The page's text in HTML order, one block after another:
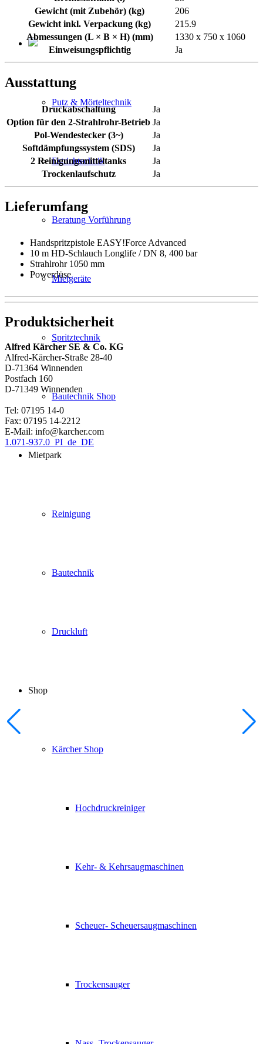
Putz & Mörteltechnik
Estrichtechnik
Beratung Vorführung
Mietgeräte
Spritztechnik
Bautechnik Shop
Mietpark
Reinigung
Bautechnik
Druckluft
Shop
Kärcher Shop
Hochdruckreiniger
Kehr- & Kehrsaugmaschinen
Scheuer- Scheuersaugmaschinen
Trockensauger
Gewicht (mit Zubehör) (kg)
206
Gewicht inkl. Verpackung (kg)
215.9
Abmessungen (L × B × H) (mm)
1330 x 750 x 1060
Einweisungspflichtig
Ja
Ausstattung
Druckabschaltung
Ja
Option für den 2-Strahlrohr-Betrieb Ja
Pol-Wendestecker (3~)
Ja
Softdämpfungssystem (SDS)
Ja
2 Reinigungsmitteltanks
Ja
Trockenlaufschutz
Ja
Lieferumfang
Handspritzpistole EASY!Force Advanced
10 m HD-Schlauch Longlife / DN 8, 400 bar
Strahlrohr 1050 mm
Powerdüse
Produktsicherheit
Alfred Kärcher SE & Co. KG
Alfred-Kärcher-Straße 28-40
D-71364 Winnenden
Postfach 160
D-71349 Winnenden
Tel: 07195 14-0
Fax: 07195 14-2212
E-Mail: info@karcher.com
1.071-937.0_PI_de_DE